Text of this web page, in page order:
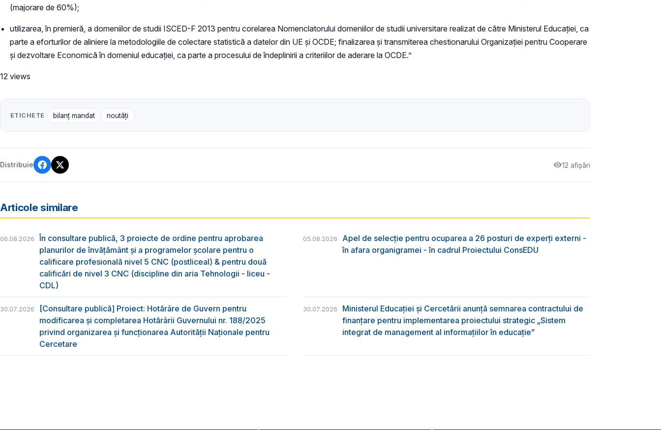
(majorare de 60%);
utilizarea, în premieră, a domeniilor de studii ISCED-F 2013 pentru corelarea Nomenclatorului domeniilor de studii universitare realizat de către Ministerul Educației, ca
parte a eforturilor de aliniere la metodologiile de colectare statistică a datelor din UE și OCDE; finalizarea și transmiterea chestionarului Organizației pentru Cooperare
și dezvoltare Economică în domeniul educației, ca parte a procesului de îndeplinirii a criteriilor de aderare la OCDE.”
12 views
ETICHETE bilanț mandat noutăți
Distribuie 12 afișări
Articole similare
06.08.2026
În consultare publică, 3 proiecte de ordine pentru aprobarea
planurilor de învățământ și a programelor școlare pentru o
calificare profesională nivel 5 CNC (postliceal) & pentru două
calificări de nivel 3 CNC (discipline din aria Tehnologii - liceu -
CDL)
05.08.2026
Apel de selecție pentru ocuparea a 26 posturi de experți externi -
în afara organigramei - în cadrul Proiectului ConsEDU
30.07.2026
[Consultare publică] Proiect: Hotărâre de Guvern pentru
modificarea și completarea Hotărârii Guvernului nr. 188/2025
privind organizarea şi funcţionarea Autorităţii Naţionale pentru
Cercetare
30.07.2026
Ministerul Educației și Cercetării anunță semnarea contractului de
finanțare pentru implementarea proiectului strategic „Sistem
integrat de management al informațiilor în educație”